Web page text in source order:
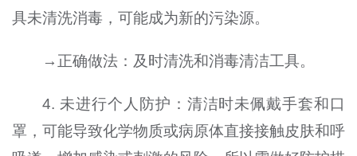
具未清洗消毒，可能成为新的污染源。
→正确做法：及时清洗和消毒清洁工具。
4. 未进行个人防护：清洁时未佩戴手套和口
罩，可能导致化学物质或病原体直接接触皮肤和呼